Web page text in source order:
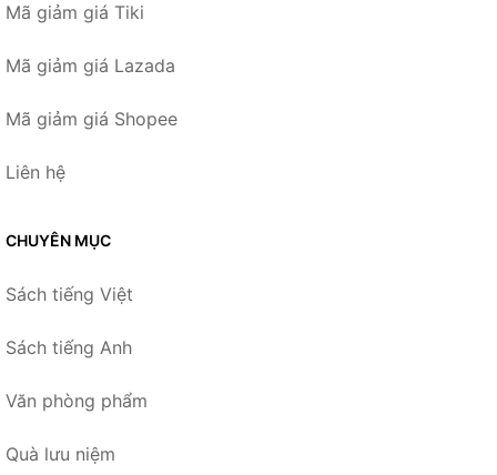
Mã giảm giá Tiki
Mã giảm giá Lazada
Mã giảm giá Shopee
Liên hệ
CHUYÊN MỤC
Sách tiếng Việt
Sách tiếng Anh
Văn phòng phẩm
Quà lưu niệm